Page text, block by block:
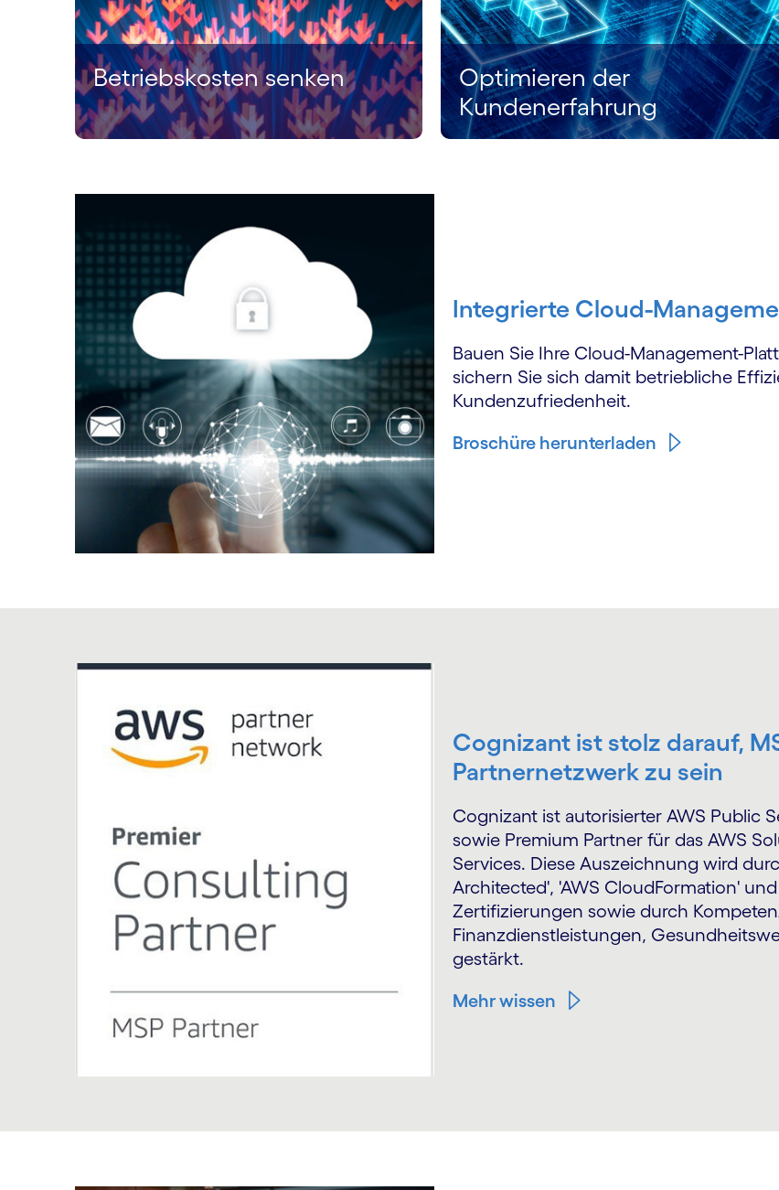
Betriebskosten senken
Optimieren der
Kundenerfahrung
Integrierte Cloud-
Bauen Sie Ihre Cloud-Management-
sichern Sie sich damit betriebliche
Kundenzufriedenheit.
Broschüre herunter­laden
Cognizant ist stolz darauf,
Partnernetzwerk zu sein
Cognizant ist autorisierter AWS Public
sowie Premium Partner für das AWS
Services. Diese Auszeichnung wird
Architected', 'AWS CloudFormation'
Zertifizierungen sowie durch
Finanzdienstleistungen,
gestärkt.
Mehr wissen